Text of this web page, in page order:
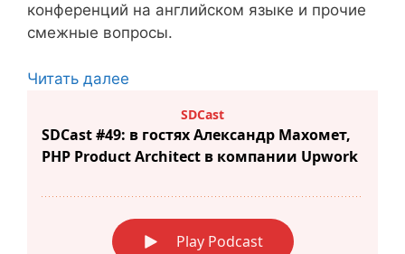
конференций на английском языке и прочие
смежные вопросы.
Читать далее